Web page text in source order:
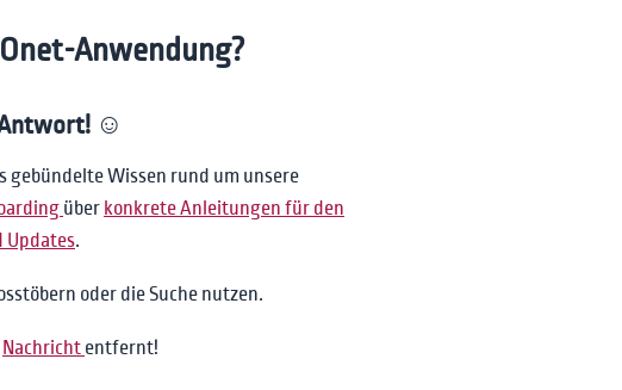
Anwendung?
Antwort! ☺️
gebündelte Wissen rund um unsere
über konkrete Anleitungen für den
Updates.
oder die Suche nutzen.
Nachricht entfernt!